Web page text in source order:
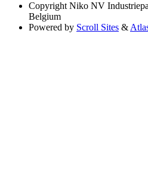
Copyright Niko NV
Belgium
Powered by Scroll Sites &